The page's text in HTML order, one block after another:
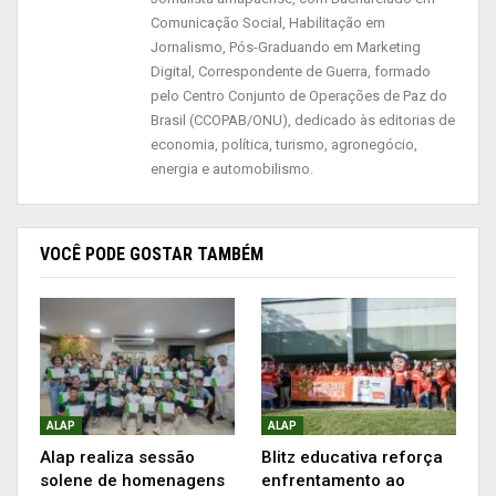
certeza que com as novas leis, novas medidas
serão tomadas. Não tenho dúvida de que
teremos um futuro melhor, a mulher vai ser trata
com respeito, e nós queremos combater a
violência”, declarou a deputada Edna Auzier (PSD).
lugares do país, representantes de Poderes e
Instituições, que estão ombreadas em combater
“Parabenizo o parlamento estadual por esse
momento tão importante de enfrentamento a
violência contra mulher, pela iniciativa em realizar
um webnário que educa as pessoas para
enfrentar a violência doméstica. É um parlamento
que merece louvor, nós sabemos que as
Comunicação Social, Habilitação em
Jornalismo, Pós-Graduando em Marketing
Digital, Correspondente de Guerra, formado
pelo Centro Conjunto de Operações de Paz do
Brasil (CCOPAB/ONU), dedicado às editorias de
economia, política, turismo, agronegócio,
energia e automobilismo.
VOCÊ PODE GOSTAR TAMBÉM
ALAP
Alap realiza sessão
solene de homenagens
ALAP
Blitz educativa reforça
enfrentamento ao